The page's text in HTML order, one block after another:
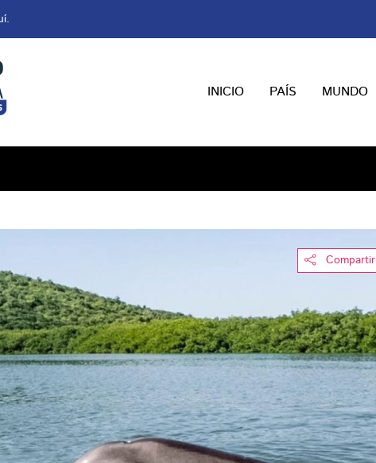
INICIO PAÍS MUNDO
Compartir